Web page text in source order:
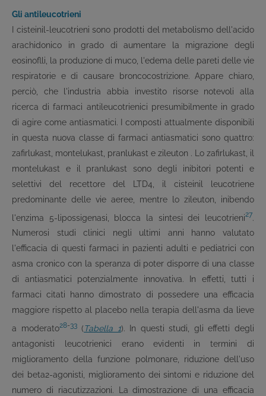
Gli antileucotrieni
I cisteinil-leucotrieni sono prodotti del metabolismo dell'acido
arachidonico in grado di aumentare la migrazione degli
eosinoflli, la produzione di muco, l'edema delle pareti delle vie
respiratorie e di causare broncocostrizione. Appare chiaro,
perciò, che l'industria abbia investito risorse notevoli alla
ricerca di farmaci antileucotrienici presumibilmente in grado
di agire come antiasmatici. I composti attualmente disponibili
in questa nuova classe di farmaci antiasmatici sono quattro:
zafirlukast, montelukast, pranlukast e zileuton . Lo zafirlukast, il
montelukast e il pranlukast sono degli inibitori potenti e
selettivi del recettore del LTD4, il cisteinil leucotriene
predominante delle vie aeree, mentre lo zileuton, inibendo
l'enzima 5-lipossigenasi, blocca la sintesi dei leucotrieni27.
Numerosi studi clinici negli ultimi anni hanno valutato
l'efficacia di questi farmaci in pazienti adulti e pediatrici con
asma cronico con la speranza di poter disporre di una classe
di antiasmatici potenzialmente innovativa. In effetti, tutti i
farmaci citati hanno dimostrato di possedere una efficacia
maggiore rispetto al placebo nella terapia dell'asma da lieve
a moderato28-33(Tabella 1). In questi studi, gli effetti degli
antagonisti leucotrienici erano evidenti in termini di
miglioramento della funzione polmonare, riduzione dell'uso
dei beta2-agonisti, miglioramento dei sintomi e riduzione del
numero di riacutizzazioni. La dimostrazione di una efficacia